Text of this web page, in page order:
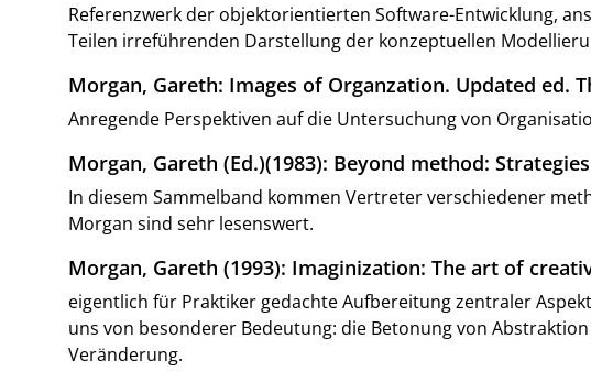
Referenzwerk der objektorientierten Software-Entwicklung,
Teilen irreführenden Darstellung der konzeptuellen
Morgan, Gareth: Images of Organzation. Updated ed.
Anregende Perspektiven auf die Untersuchung von
Morgan, Gareth (Ed.)(1983): Beyond method:
In diesem Sammelband kommen Vertreter verschiedener
Morgan sind sehr lesenswert.
Morgan, Gareth (1993): Imaginization: The art of
eigentlich für Praktiker gedachte Aufbereitung zentraler
uns von besonderer Bedeutung: die Betonung von
Veränderung.